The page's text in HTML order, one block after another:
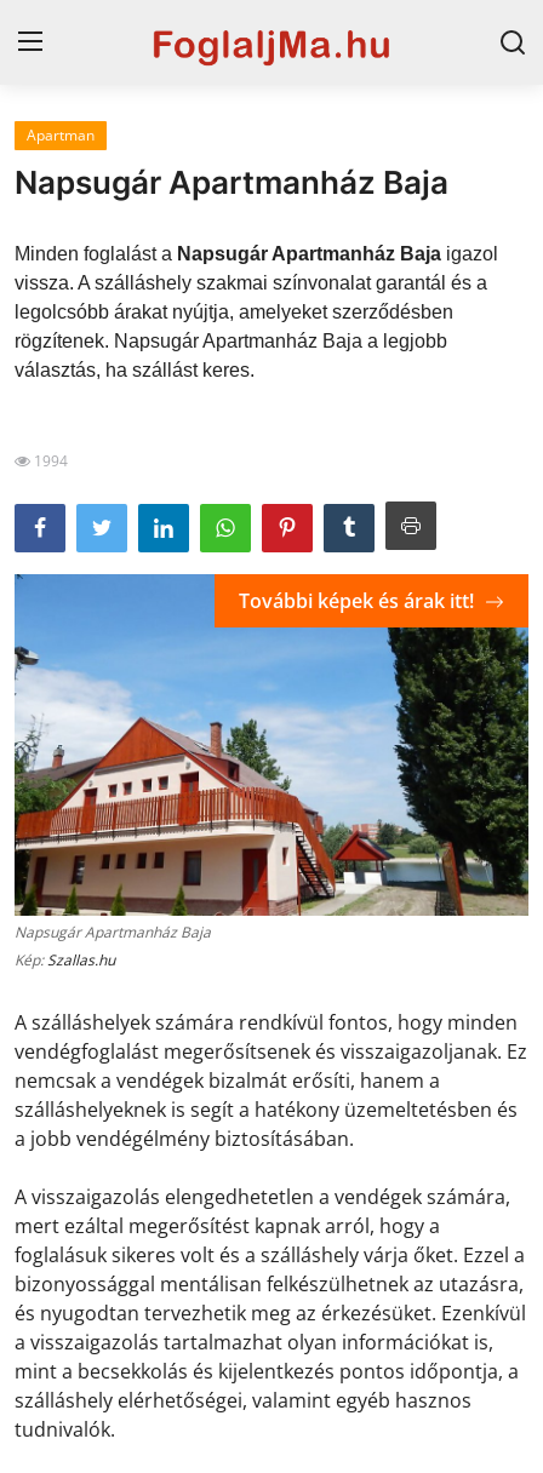
Magyarország
Horvát tengerpart
Horvátország
Szállások a Balatonon
Szállások Hajdúszoboszlón
Apartman
Napsugár Apartmanház Baja
Minden foglalást a Napsugár Apartmanház Baja igazol
vissza. A szálláshely szakmai színvonalat garantál és a
legolcsóbb árakat nyújtja, amelyeket szerződésben
rögzítenek. Napsugár Apartmanház Baja a legjobb
választás, ha szállást keres.
1994
Napsugár Apartmanház Baja
Kép:Szallas.hu
További képek és árak itt!
A szálláshelyek számára rendkívül fontos, hogy minden
vendégfoglalást megerősítsenek és visszaigazoljanak. Ez
nemcsak a vendégek bizalmát erősíti, hanem a
szálláshelyeknek is segít a hatékony üzemeltetésben és
a jobb vendégélmény biztosításában.
A visszaigazolás elengedhetetlen a vendégek számára,
mert ezáltal megerősítést kapnak arról, hogy a
foglalásuk sikeres volt és a szálláshely várja őket. Ezzel a
bizonyossággal mentálisan felkészülhetnek az utazásra,
és nyugodtan tervezhetik meg az érkezésüket. Ezenkívül
a visszaigazolás tartalmazhat olyan információkat is,
mint a becsekkolás és kijelentkezés pontos időpontja, a
szálláshely elérhetőségei, valamint egyéb hasznos
tudnivalók.